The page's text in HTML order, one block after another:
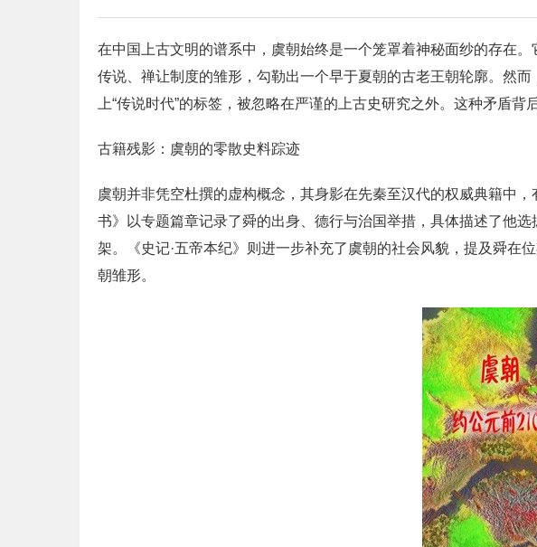
在中国上古文明的谱系中，虞朝始终是一个笼罩着神秘面纱的存在
传说、禅让制度的雏形，勾勒出一个早于夏朝的古老王朝轮廓。然
上“传说时代”的标签，被忽略在严谨的上古史研究之外。这种矛盾
古籍残影：虞朝的零散史料踪迹
虞朝并非凭空杜撰的虚构概念，其身影在先秦至汉代的权威典籍中
书》以专题篇章记录了舜的出身、德行与治国举措，具体描述了他选
架。《史记·五帝本纪》则进一步补充了虞朝的社会风貌，提及舜在
朝雏形。